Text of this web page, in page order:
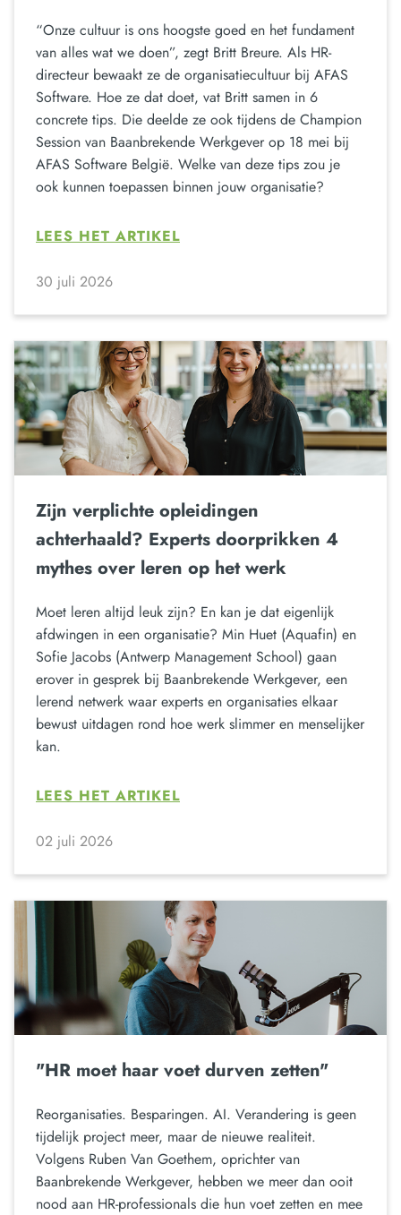
“Onze cultuur is ons hoogste goed en het fundament
van alles wat we doen”, zegt Britt Breure. Als HR-
directeur bewaakt ze de organisatiecultuur bij AFAS
Software. Hoe ze dat doet, vat Britt samen in 6
concrete tips. Die deelde ze ook tijdens de Champion
Session van Baanbrekende Werkgever op 18 mei bij
AFAS Software België. Welke van deze tips zou je
ook kunnen toepassen binnen jouw organisatie?
LEES HET ARTIKEL
30 juli 2026
Zijn verplichte opleidingen
achterhaald? Experts doorprikken 4
mythes over leren op het werk
Moet leren altijd leuk zijn? En kan je dat eigenlijk
afdwingen in een organisatie? Min Huet (Aquafin) en
Sofie Jacobs (Antwerp Management School) gaan
erover in gesprek bij Baanbrekende Werkgever, een
lerend netwerk waar experts en organisaties elkaar
bewust uitdagen rond hoe werk slimmer en menselijker
kan.
LEES HET ARTIKEL
02 juli 2026
"HR moet haar voet durven zetten"
Reorganisaties. Besparingen. AI. Verandering is geen
tijdelijk project meer, maar de nieuwe realiteit.
Volgens Ruben Van Goethem, oprichter van
Baanbrekende Werkgever, hebben we meer dan ooit
nood aan HR-professionals die hun voet zetten en mee